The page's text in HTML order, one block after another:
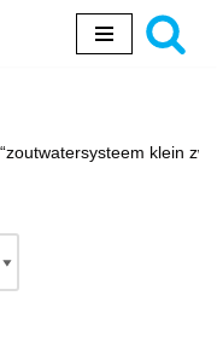
klein